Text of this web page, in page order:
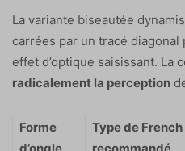
La variante biseautée
carrées par un tracé
effet d’optique saisissant. La
radicalement la perception
Forme
Type de French